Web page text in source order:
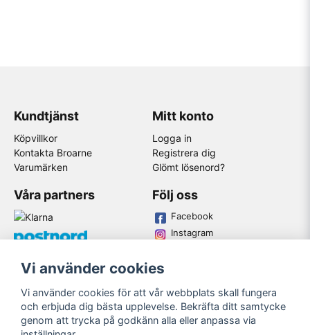
Kundtjänst
Köpvillkor
Kontakta Broarne
Varumärken
Mitt konto
Logga in
Registrera dig
Glömt lösenord?
Våra partners Följ oss
Facebook
Instagram
© Copyright
Vi använder cookies
Vi använder cookies för att vår webbplats skall fungera
och erbjuda dig bästa upplevelse. Bekräfta ditt samtycke
genom att trycka på godkänn alla eller anpassa via